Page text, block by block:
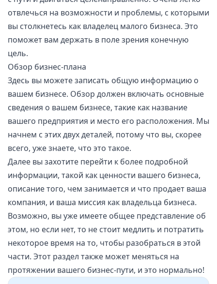
отвлечься на возможности и проблемы, с которыми
вы столкнетесь как владелец малого бизнеса. Это
поможет вам держать в поле зрения конечную
цель.
Обзор бизнес-плана
Здесь вы можете записать общую информацию о
вашем бизнесе. Обзор должен включать основные
сведения о вашем бизнесе, такие как название
вашего предприятия и место его расположения. Мы
начнем с этих двух деталей, потому что вы, скорее
всего, уже знаете, что это такое.
Далее вы захотите перейти к более подробной
информации, такой как ценности вашего бизнеса,
описание того, чем занимается и что продает ваша
компания, и ваша миссия как владельца бизнеса.
Возможно, вы уже имеете общее представление об
этом, но если нет, то не стоит медлить и потратить
некоторое время на то, чтобы разобраться в этой
части. Этот раздел также может меняться на
протяжении вашего бизнес-пути, и это нормально!